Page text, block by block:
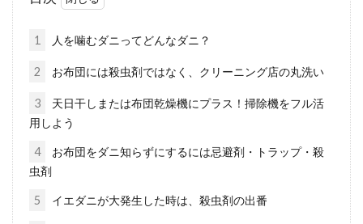
ベッドを選ぶ際のおすすめポイン
する...
1 人を噛むダニってどんなダニ？
2 お布団には殺虫剤ではなく、クリーニング店の丸洗い
3
天日干しまたは布団乾燥機にプラス！掃除機をフル活
用しよう
4
お布団をダニ知らずにするには忌避剤・トラップ・殺
虫剤
5 イエダニが大発生した時は、殺虫剤の出番